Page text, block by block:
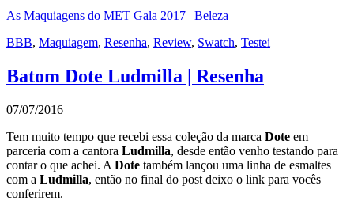
As Maquiagens do MET Gala 2017 | Beleza
BBB, Maquiagem, Resenha, Review, Swatch, Testei
Batom Dote Ludmilla | Resenha
07/07/2016
Tem muito tempo que recebi essa coleção da marca Dote em
parceria com a cantora Ludmilla, desde então venho testando para
contar o que achei. A Dote também lançou uma linha de esmaltes
com a Ludmilla, então no final do post deixo o link para vocês
conferirem.